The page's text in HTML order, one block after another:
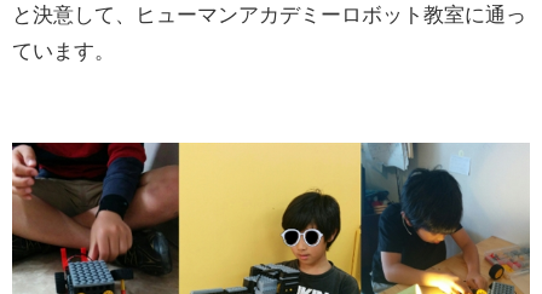
と決意して、ヒューマンアカデミーロボット教室に通っ
ています。